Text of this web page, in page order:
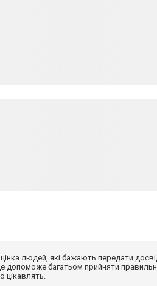
людей, які бажають передати
допоможе багатьом прийняти
цікавлять.